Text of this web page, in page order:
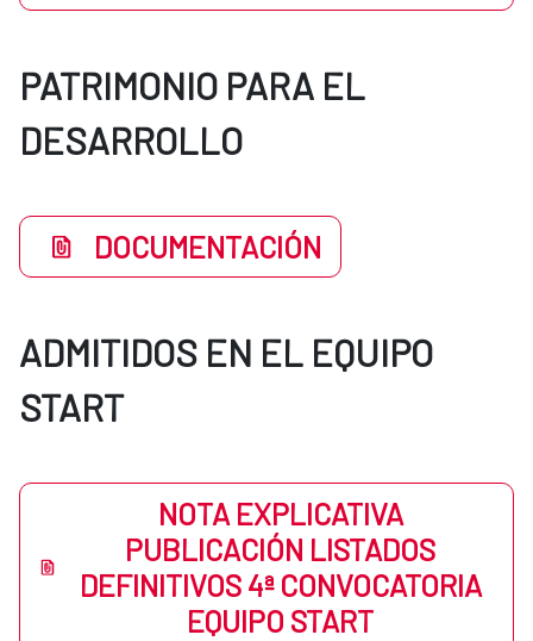
PATRIMONIO PARA EL
DESARROLLO
DOCUMENTACIÓN
ADMITIDOS EN EL EQUIPO
START
NOTA EXPLICATIVA
PUBLICACIÓN LISTADOS
DEFINITIVOS 4ª CONVOCATORIA
EQUIPO START